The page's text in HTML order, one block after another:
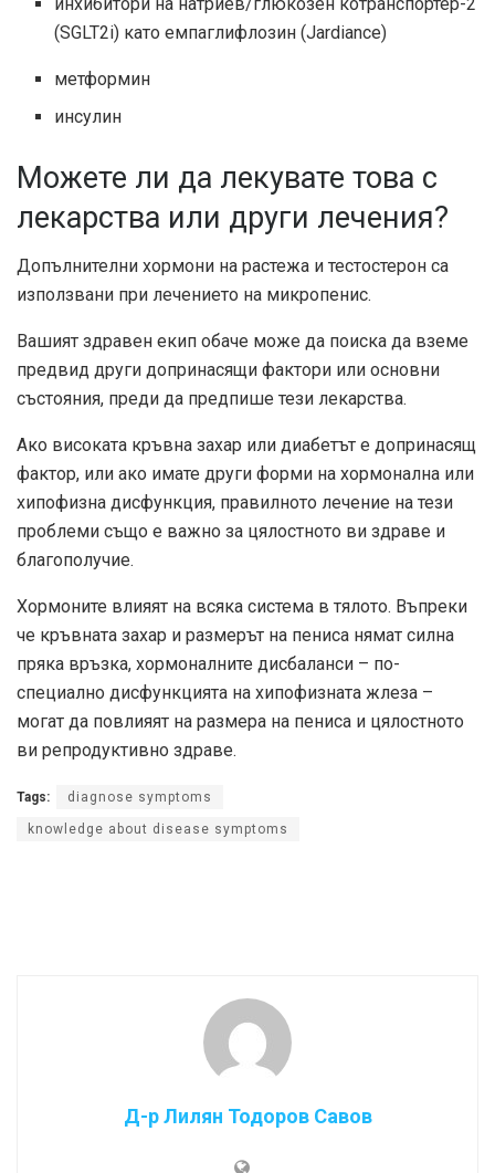
(SGLT2i) като емпаглифлозин (Jardiance)
метформин
инсулин
Можете ли да лекувате това с
лекарства или други лечения?
Допълнителни хормони на растежа и тестостерон са
използвани при лечението на микропенис.
Вашият здравен екип обаче може да поиска да вземе
предвид други допринасящи фактори или основни
състояния, преди да предпише тези лекарства.
Ако високата кръвна захар или диабетът е допринасящ
фактор, или ако имате други форми на хормонална или
хипофизна дисфункция, правилното лечение на тези
проблеми също е важно за цялостното ви здраве и
благополучие.
Хормоните влияят на всяка система в тялото. Въпреки
че кръвната захар и размерът на пениса нямат силна
пряка връзка, хормоналните дисбаланси – по-
специално дисфункцията на хипофизната жлеза –
могат да повлияят на размера на пениса и цялостното
ви репродуктивно здраве.
Tags: diagnose symptoms
knowledge about disease symptoms
Д-р Лилян Тодоров Савов